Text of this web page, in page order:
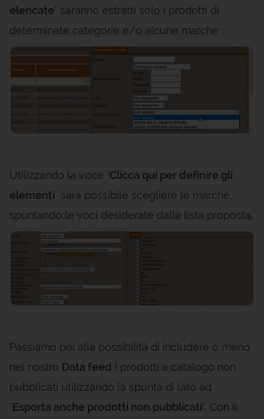
elencate" saranno estratti solo i prodotti di
determinate categorie e/o alcune marche :
Utilizzando la voce "Clicca qui per definire gli
elementi" sarà possibile scegliere le marche,
spuntando le voci desiderate dalla lista proposta.
Passiamo poi alla possibilità di includere o meno
nel nostro Data feed i prodotti a catalogo non
pubblicati utilizzando la spunta di lato ad
"Esporta anche prodotti non pubblicati". Con il